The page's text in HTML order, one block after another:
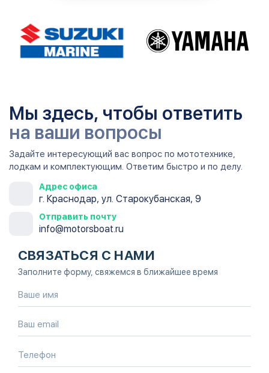
Мы здесь, чтобы ответить
на ваши вопросы
Задайте интересующий вас вопрос по мототехнике,
лодкам и комплектующим. Ответим быстро и по делу.
Адрес офиса
г. Краснодар, ул. Старокубанская, 9
Отправить почту
info@motorsboat.ru
СВЯЗАТЬСЯ С НАМИ
Заполните форму, свяжемся в ближайшее время